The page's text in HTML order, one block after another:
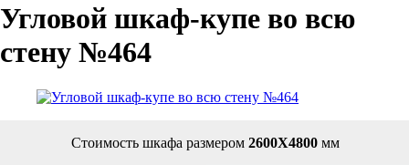
Угловой шкаф-купе во всю
стену №464
Стоимость шкафа размером 2600Х4800мм